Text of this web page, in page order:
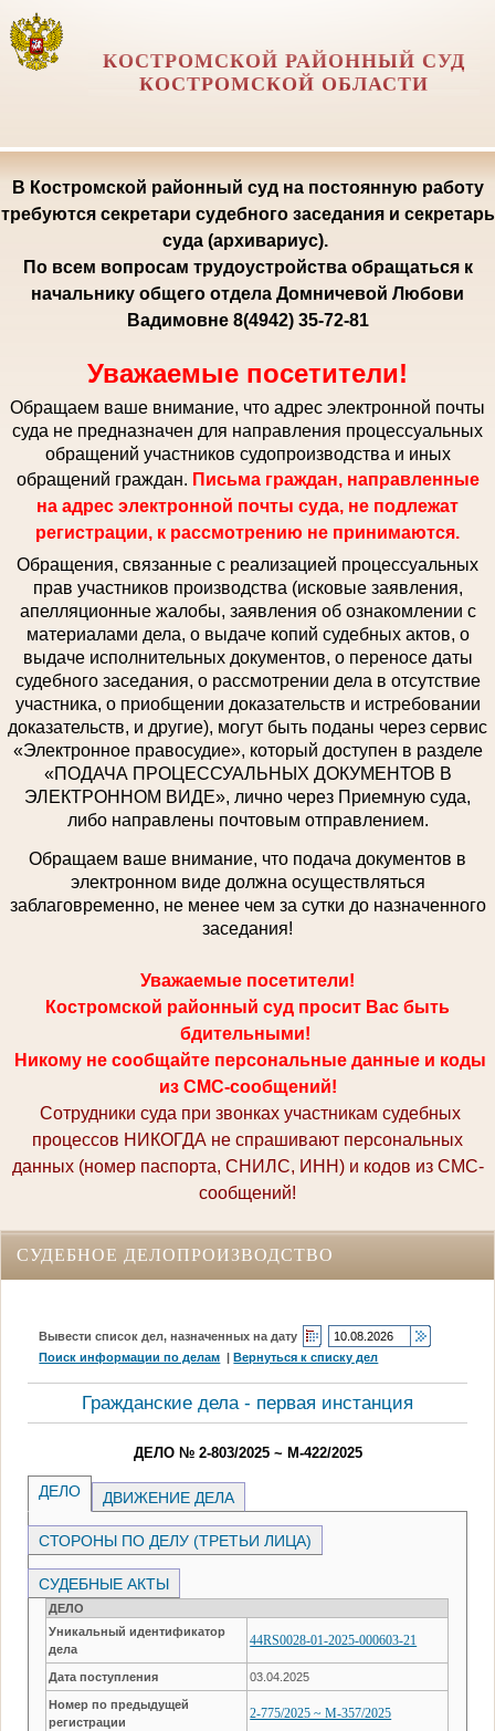
КОСТРОМСКОЙ РАЙОННЫЙ СУД
КОСТРОМСКОЙ ОБЛАСТИ
В Костромской районный суд на постоянную работу
требуются секретари судебного заседания и секретарь
суда (архивариус).
По всем вопросам трудоустройства обращаться к
начальнику общего отдела Домничевой Любови
Вадимовне 8(4942) 35-72-81
Уважаемые посетители!
Обращаем ваше внимание, что адрес электронной почты
суда не предназначен для направления процессуальных
обращений участников судопроизводства и иных
обращений граждан. Письма граждан, направленные
на адрес электронной почты суда, не подлежат
регистрации, к рассмотрению не принимаются.
Обращения, связанные с реализацией процессуальных
прав участников производства (исковые заявления,
апелляционные жалобы, заявления об ознакомлении с
материалами дела, о выдаче копий судебных актов, о
выдаче исполнительных документов, о переносе даты
судебного заседания, о рассмотрении дела в отсутствие
участника, о приобщении доказательств и истребовании
доказательств, и другие), могут быть поданы через сервис
«Электронное правосудие», который доступен в разделе
«ПОДАЧА ПРОЦЕССУАЛЬНЫХ ДОКУМЕНТОВ В
ЭЛЕКТРОННОМ ВИДЕ», лично через Приемную суда,
либо направлены почтовым отправлением.
Обращаем ваше внимание, что подача документов в
электронном виде должна осуществляться
заблаговременно, не менее чем за сутки до назначенного
заседания!
Уважаемые посетители!
Костромской районный суд просит Вас быть
бдительными!
Никому не сообщайте персональные данные и коды
из СМС-сообщений!
Сотрудники суда при звонках участникам судебных
процессов НИКОГДА не спрашивают персональных
данных (номер паспорта, СНИЛС, ИНН) и кодов из СМС-
сообщений!
СУДЕБНОЕ ДЕЛОПРОИЗВОДСТВО
Вывести список дел, назначенных на дату
Поиск информации по делам |Вернуться к списку дел
Гражданские дела - первая инстанция
ДЕЛО № 2-803/2025 ~ М-422/2025
ДЕЛО ДВИЖЕНИЕ ДЕЛА
СТОРОНЫ ПО ДЕЛУ (ТРЕТЬИ ЛИЦА)
СУДЕБНЫЕ АКТЫ
ДЕЛО
Уникальный идентификатор
дела
44RS0028-01-2025-000603-21
Дата поступления 03.04.2025
Номер по предыдущей
регистрации
2-775/2025 ~ М-357/2025